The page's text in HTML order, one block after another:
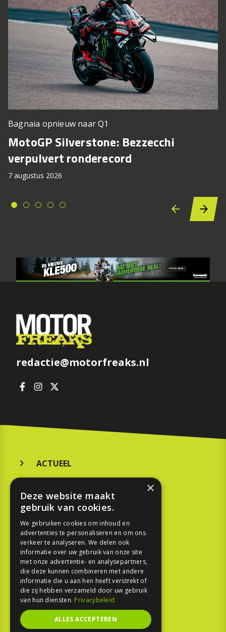
Bagnaia opnieuw naar Q1
MotoGP Silverstone: Bezzecchi
verpulvert ronderecord
7 augustus 2026
redactie@motorfreaks.nl
ACTUEEL
KOOPGIDS
TESTEN
SPORT
REPORTAGE
TOUREN
NIEUWSBRIEF
×
Deze website maakt
gebruik van cookies.
We gebruiken cookies om inhoud en
advertenties te personaliseren en om ons
verkeer te analyseren. We delen ook
informatie over uw gebruik van onze site
met onze advertentie- en analysepartners,
die deze kunnen combineren met andere
informatie die u aan hen heeft verstrekt of
die zij hebben verzameld door uw gebruik
van hun diensten. Privacybeleid
ALLES ACCEPTEREN